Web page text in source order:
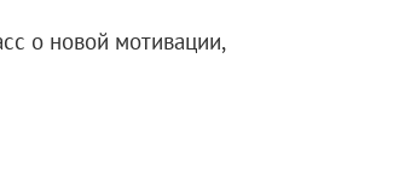
о новой мотивации,